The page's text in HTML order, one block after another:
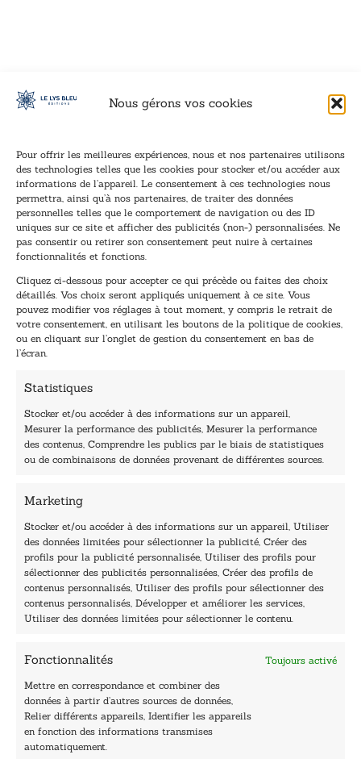
Nous gérons vos cookies
Pour offrir les meilleures expériences, nous et nos partenaires utilisons
des technologies telles que les cookies pour stocker et/ou accéder aux
informations de l’appareil. Le consentement à ces technologies nous
permettra, ainsi qu’à nos partenaires, de traiter des données
personnelles telles que le comportement de navigation ou des ID
uniques sur ce site et afficher des publicités (non-) personnalisées. Ne
pas consentir ou retirer son consentement peut nuire à certaines
fonctionnalités et fonctions.
Cliquez ci-dessous pour accepter ce qui précède ou faites des choix
détaillés. Vos choix seront appliqués uniquement à ce site. Vous
pouvez modifier vos réglages à tout moment, y compris le retrait de
votre consentement, en utilisant les boutons de la politique de cookies,
ou en cliquant sur l’onglet de gestion du consentement en bas de
l’écran.
Statistiques
Stocker et/ou accéder à des informations sur un appareil,
Mesurer la performance des publicités, Mesurer la performance
des contenus, Comprendre les publics par le biais de statistiques
ou de combinaisons de données provenant de différentes sources.
Marketing
Stocker et/ou accéder à des informations sur un appareil, Utiliser
des données limitées pour sélectionner la publicité, Créer des
profils pour la publicité personnalisée, Utiliser des profils pour
sélectionner des publicités personnalisées, Créer des profils de
contenus personnalisés, Utiliser des profils pour sélectionner des
contenus personnalisés, Développer et améliorer les services,
Utiliser des données limitées pour sélectionner le contenu.
Fonctionnalités Toujours activé
Mettre en correspondance et combiner des
données à partir d’autres sources de données,
Relier différents appareils, Identifier les appareils
en fonction des informations transmises
automatiquement.
Inscription à la newsletter
Inscrivez-vous à notre newsletter et recevez nos
dernières nouvelles.
*
E
m
a
i
l
*
TENEZ-MOI AU COURANT !
40, rue du Louvre 75001 Paris
Horaires du standard
De mardi à vendredi :
9h - 12h et 13h30 - 16h30
Lundi, samedi et dimanche : fermé
Navigation
Accueil
Les Plumes du Lys Bleu
Prix sciences humaines et sociales
Nos collections
Nos auteurs
Catalogue